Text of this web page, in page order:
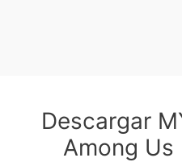
Descargar
Among Us